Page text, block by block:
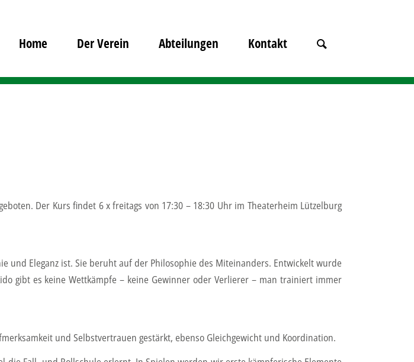
Home Der Verein Abteilungen Kontakt
Der Kurs findet 6 x freitags von 17:30 – 18:30 Uhr im Theaterheim Lützelburg
und Eleganz ist. Sie beruht auf der Philosophie des Miteinanders. Entwickelt wurde
gibt es keine Wettkämpfe – keine Gewinner oder Verlierer – man trainiert immer
und Selbstvertrauen gestärkt, ebenso Gleichgewicht und Koordination.